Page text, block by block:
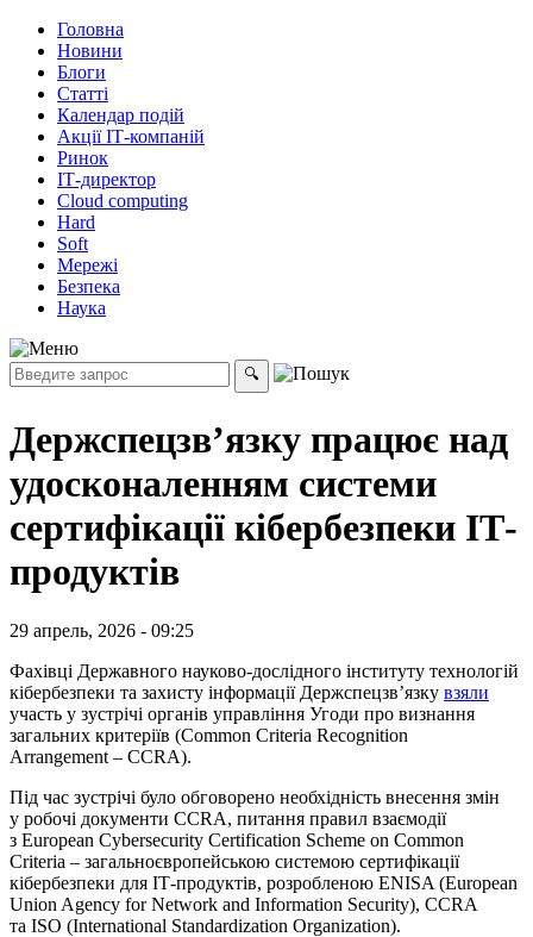
Головна
Новини
Блоги
Статті
Календар подій
Акції ІТ-компаній
Ринок
ІТ-директор
Cloud computing
Hard
Soft
Мережі
Безпека
Наука
Держспецзв’язку працює над
удосконаленням системи
сертифікації кібербезпеки ІТ-
продуктів
29 апрель, 2026 - 09:25
Фахівці Державного науково-дослідного інституту технологій
кібербезпеки та захисту інформації Держспецзв’язку взяли
участь у зустрічі органів управління Угоди про визнання
загальних критеріїв (Common Criteria Recognition
Arrangement – CCRA).
Під час зустрічі було обговорено необхідність внесення змін
у робочі документи CCRA, питання правил взаємодії
з European Cybersecurity Certification Scheme on Common
Criteria – загальноєвропейською системою сертифікації
кібербезпеки для ІТ-продуктів, розробленою ENISA (European
Union Agency for Network and Information Security), CCRA
та ISO (International Standardization Organization).